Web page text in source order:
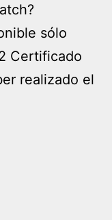
sólo
Certificado
realizado el